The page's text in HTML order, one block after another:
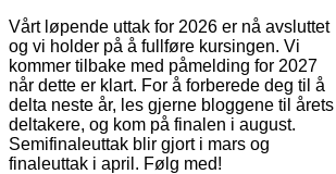
Vårt løpende uttak for 2026 er nå avsluttet
og vi holder på å fullføre kursingen. Vi
kommer tilbake med påmelding for 2027
når dette er klart. For å forberede deg til å
delta neste år, les gjerne bloggene til årets
deltakere, og kom på finalen i august.
Semifinaleuttak blir gjort i mars og
finaleuttak i april. Følg med!